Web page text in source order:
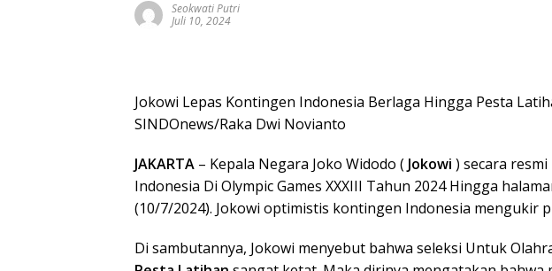
Seokwati Putri
Juli 10, 2024
Jokowi Lepas Kontingen Indonesia Berlaga Hingga Pesta
SINDOnews/Raka Dwi Novianto
JAKARTA – Kepala Negara Joko Widodo ( Jokowi ) secara
Indonesia Di Olympic Games XXXIII Tahun 2024 Hingga
(10/7/2024). Jokowi optimistis kontingen Indonesia mengukir
Di sambutannya, Jokowi menyebut bahwa seleksi Untuk